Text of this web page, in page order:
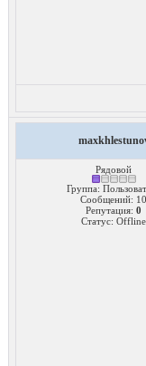
Рядовой
Группа:
Сообщений: 10
Репутация: 0
Статус: Offline